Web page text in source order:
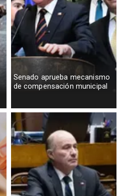
Senado aprueba mecanismo
de compensación municipal